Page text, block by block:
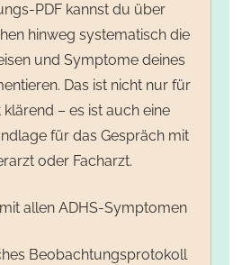
PDF kannst du über
hinweg systematisch die
und Symptome deines
Das ist nicht nur für
– es ist auch eine
für das Gespräch mit
oder Facharzt.
allen ADHS-Symptomen
Beobachtungsprotokoll